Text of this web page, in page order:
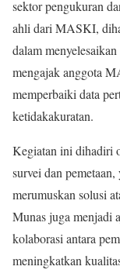
sektor pengukuran
ahli dari MASKI,
dalam
mengajak anggota
memperbaiki data
ketidakakuratan.
Kegiatan ini dihadiri
survei dan
merumuskan solusi
Munas juga menjadi
kolaborasi antara
meningkatkan